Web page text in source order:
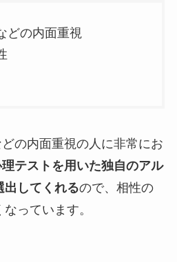
どの内面重視
の内面重視の人に非常にお
テストを用いた独自のアル
出してくれるので、相性の
っています。